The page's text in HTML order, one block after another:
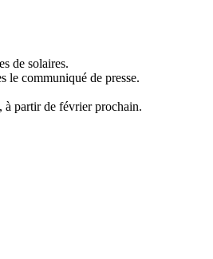
de solaires.
le communiqué de presse.
à partir de février prochain.